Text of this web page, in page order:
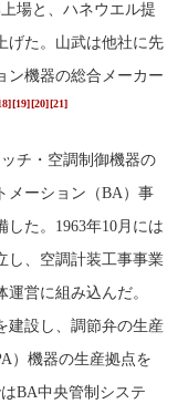
場と、ハネウエル提
げた。山武は他社に先
ン機器の総合メーカー
[19] [20] [21]
チ・空調制御機器の
メーション（BA）事
た。1963年10月には
し、空調計装工事事業
営に組み込んだ。
建設し、調節弁の生産
）機器の生産拠点を
BA中央管制システ